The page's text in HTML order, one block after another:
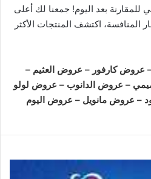
للمقارنة بعد اليوم! جمعنا لك أعلى
المنافسة، اكتشف المنتجات الأكثر
عروض كارفور – عروض العثيم –
– عروض الدانوب – عروض لولو
– عروض مانويل – عروض اليوم